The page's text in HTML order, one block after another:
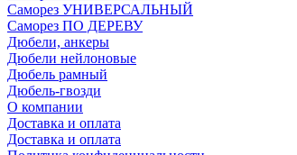
Саморез УНИВЕРСАЛЬНЫЙ
Саморез ПО ДЕРЕВУ
Дюбели, анкеры
Дюбели нейлоновые
Дюбель рамный
Дюбель-гвозди
О компании
Доставка и оплата
Доставка и оплата